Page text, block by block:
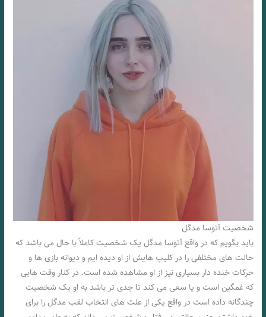
شخصیت آتوسا مدگل
باید بگویم که در واقع آتوسا مدگل یک شخصیت کاملاً با حال می باشد که
حالت های مختلفی را در کلیپ هایش از او دیده ایم و دیوانه بازی ها و
حرکات خنده دار بسیاری نیز از او مشاهده شده است. در کنار وقت هایی
که غمگین است و یا سعی می‌ کند تا جدی‌ تر باشد به او یک شخصیت
چندگانه داده است در واقع یکی از علت‌ های انتخاب لقب مدگل را برای